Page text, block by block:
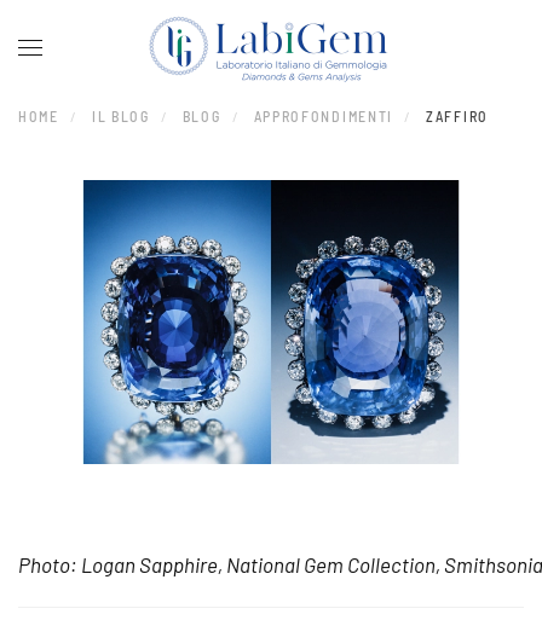
Skip to main content
HOME IL BLOG BLOG APPROFONDIMENTI ZAFFIRO
Photo: Logan Sapphire, National Gem Collection,